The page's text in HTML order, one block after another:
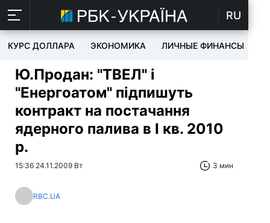
RU
КУРС ДОЛЛАРА ЭКОНОМИКА ЛИЧНЫЕ ФИНАНСЫ
Ю.Продан: "ТВЕЛ" і
"Енергоатом" підпишуть
контракт на постачання
ядерного палива в I кв. 2010
р.
15:36 24.11.2009 Вт 3 мин
RBC.UA